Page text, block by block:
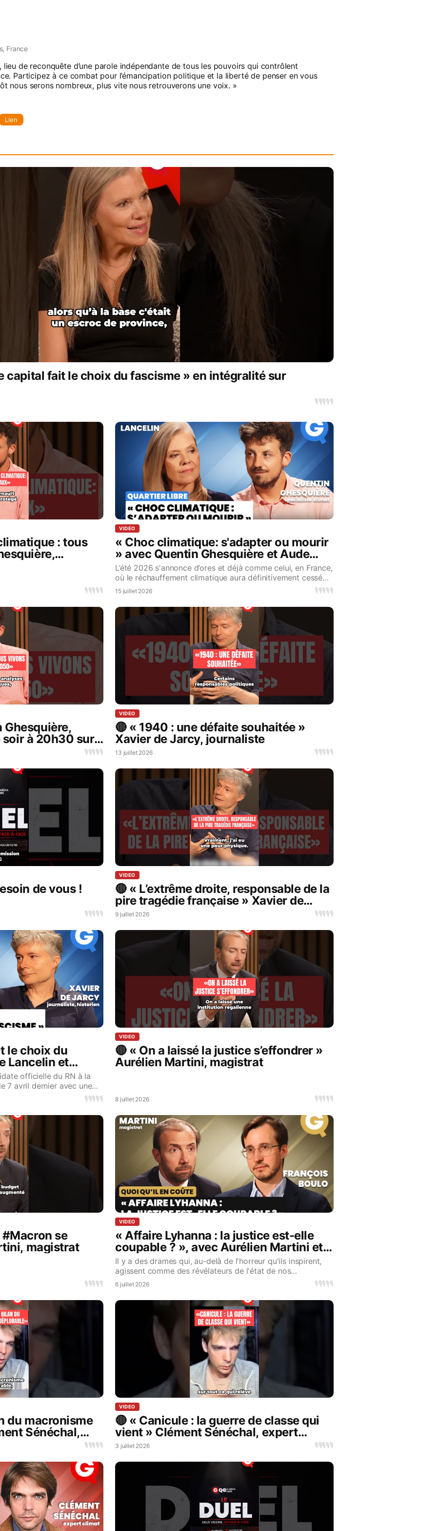
France
lieu de reconquête d’une parole indépendante de tous les pouvoirs qui contrôlent
Participez à ce combat pour l’émancipation politique et la liberté de penser en vous
nous serons nombreux, plus vite nous retrouverons une voix. »
une des pires crises de leur histoire. La confiance des citoyens à leur égard ne cesse de
en sort incroyablement fragilisée. Les journalistes, assimilés aux patrons du CAC 40 qui
l’objet d’un soupçon généralisé. C’est la raison pour laquelle nous avons décidé de
à 100% indépendante.
le combat de ceux qui, depuis les lanceurs d’alerte jusqu’aux défenseurs de la
fondamentales, se retrouvent sans levier face à des gouvernements toujours plus
relais dans les médias existants.
entièrement de vous. Ne souhaitant être financés que par ceux qui nous regardent et
le modèle de l’abonnement payant, le seul à avoir fait ses preuves pour la liberté des
afin de garantir notre totale indépendance par rapport aux pouvoirs, aux mécènes
partis, et à toutes les formes d’influence que d’autres médias prétendument
agir mais se sentent broyés par les pouvoirs politiques et financiers, et leurs médias de
ensemble à la reconquête de l’espace public. Plus tôt nous serons nombreux, plus
Lien
capital fait le choix du fascisme » en intégralité sur
🎙️🎙️🎙️🎙️🎙️
: tous
🎙️🎙️🎙️🎙️🎙️
VIDEO
« Choc climatique: s'adapter ou mourir
» avec Quentin Ghesquière et Aude
Lancelin
L’été 2026 s'annonce d’ores et déjà comme celui, en France,
où le réchauffement climatique aura définitivement cessé
d’être une présomption, un horizo
15 juillet 2026 🎙️🎙️🎙️🎙️🎙️
Ghesquière,
à 20h30 sur
!
🎙️🎙️🎙️🎙️🎙️
VIDEO
🔴 « 1940 : une défaite souhaitée »
Xavier de Jarcy, journaliste
13 juillet 2026 🎙️🎙️🎙️🎙️🎙️
de vous !
🎙️🎙️🎙️🎙️🎙️
VIDEO
🔴 « L’extrême droite, responsable de la
pire tragédie française » Xavier de
Jarcy, journaliste
9 juillet 2026 🎙️🎙️🎙️🎙️🎙️
le choix du
Lancelin et
officielle du RN à la
7 avril dernier avec une
🎙️🎙️🎙️🎙️🎙️
VIDEO
🔴 « On a laissé la justice s’effondrer »
Aurélien Martini, magistrat
8 juillet 2026 🎙️🎙️🎙️🎙️🎙️
se
magistrat
🎙️🎙️🎙️🎙️🎙️
VIDEO
« Affaire Lyhanna : la justice est-elle
coupable ? », avec Aurélien Martini et
François Boulo
Il y a des drames qui, au-delà de l'horreur qu'ils inspirent,
agissent comme des révélateurs de l'état de nos
institutions. L’affaire Lyhanna est de c
6 juillet 2026 🎙️🎙️🎙️🎙️🎙️
du macronisme
Sénéchal,
🎙️🎙️🎙️🎙️🎙️
VIDEO
🔴 « Canicule : la guerre de classe qui
vient » Clément Sénéchal, expert
climat
3 juillet 2026 🎙️🎙️🎙️🎙️🎙️